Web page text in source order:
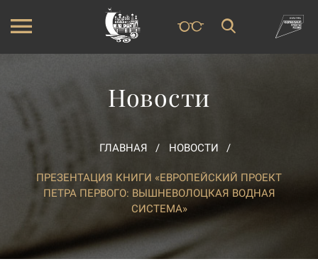
Новости
ГЛАВНАЯ НОВОСТИ
ПРЕЗЕНТАЦИЯ КНИГИ «ЕВРОПЕЙСКИЙ ПРОЕКТ
ПЕТРА ПЕРВОГО: ВЫШНЕВОЛОЦКАЯ ВОДНАЯ
СИСТЕМА»